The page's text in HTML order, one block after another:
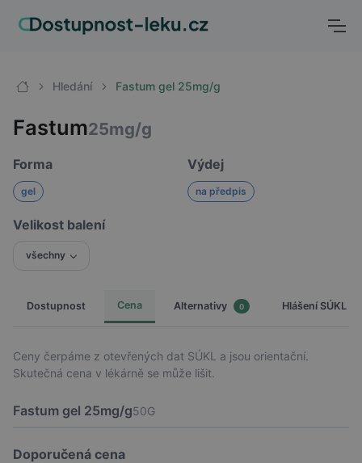
Hledání Fastum gel 25mg/g
Fastum25mg/g
Forma
gel
Výdej
na předpis
Velikost balení
všechny
Dostupnost Cena Alternativy 0 Hlášení SÚKL
Ceny čerpáme z otevřených dat SÚKL a jsou orientační.
Skutečná cena v lékárně se může lišit.
Fastum gel 25mg/g50G
Doporučená cena